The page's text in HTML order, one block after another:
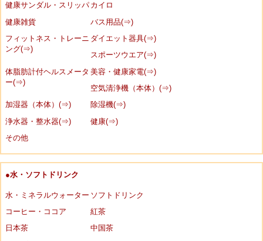
健康サンダル・スリッパ カイロ
健康雑貨
バス用品(⇒)
フィットネス・トレーニ
ング(⇒)
ダイエット器具(⇒)
スポーツウエア(⇒)
体脂肪計付ヘルスメータ
ー(⇒)
美容・健康家電(⇒)
空気清浄機（本体）(⇒)
加湿器（本体）(⇒)
除湿機(⇒)
浄水器・整水器(⇒)
健康(⇒)
その他
●水・ソフトドリンク
水・ミネラルウォーター ソフトドリンク
コーヒー・ココア
紅茶
日本茶
中国茶